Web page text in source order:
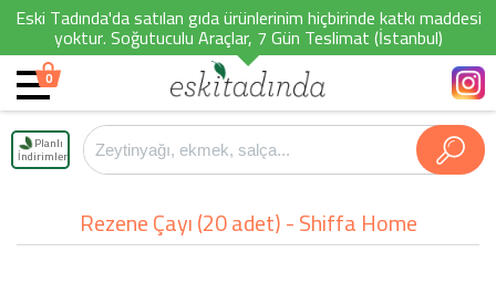
Eski Tadında'da satılan gıda ürünlerinim hiçbirinde katkı maddesi
yoktur. Soğutuculu Araçlar, 7 Gün Teslimat (İstanbul)
0
Planlı
İndirimler
Rezene Çayı (20 adet) - Shiffa Home